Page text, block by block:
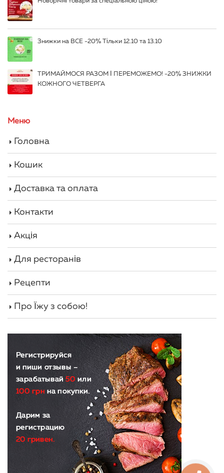
Знижки на ВСЕ -20% Тільки 12.10 та 13.10
ТРИМАЙМОСЯ РАЗОМ І ПЕРЕМОЖЕМО! -20% ЗНИЖКИ
КОЖНОГО ЧЕТВЕРГА
Меню
Головна
Кошик
Доставка та оплата
Контакти
Акція
Для ресторанів
Рецепти
Про Їжу з собою!